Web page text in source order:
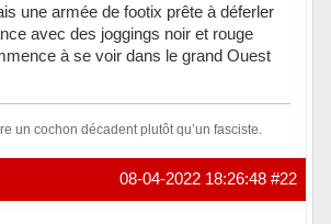
une armée de footix prête à déferler
avec des joggings noir et rouge
à se voir dans le grand Ouest
un cochon décadent plutôt qu’un fasciste.
#22
08-04-2022 18:26:48